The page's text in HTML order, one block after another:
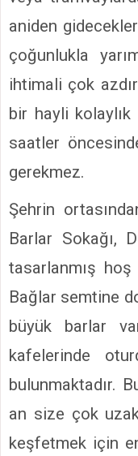
aniden
çoğunlukla
ihtimali çok
bir hayli kolaylık
saatler
gerekmez.
Şehrin
Barlar Sokağı,
tasarlanmış
Bağlar semtine
büyük barlar
kafelerinde
bulunmaktadır.
an size çok
keşfetmek için